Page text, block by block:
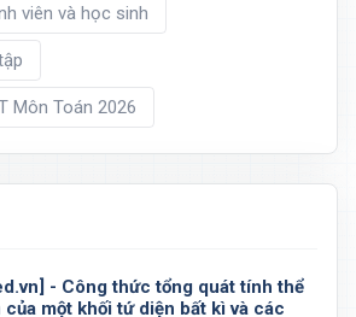
viên và học sinh
Môn Toán 2026
- Công thức tổng quát tính thể
một khối tứ diện bất kì và các